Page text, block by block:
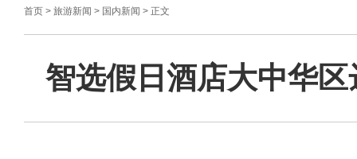
首页 > 旅游新闻 > 国内新闻 > 正文
智选假日酒店大中华